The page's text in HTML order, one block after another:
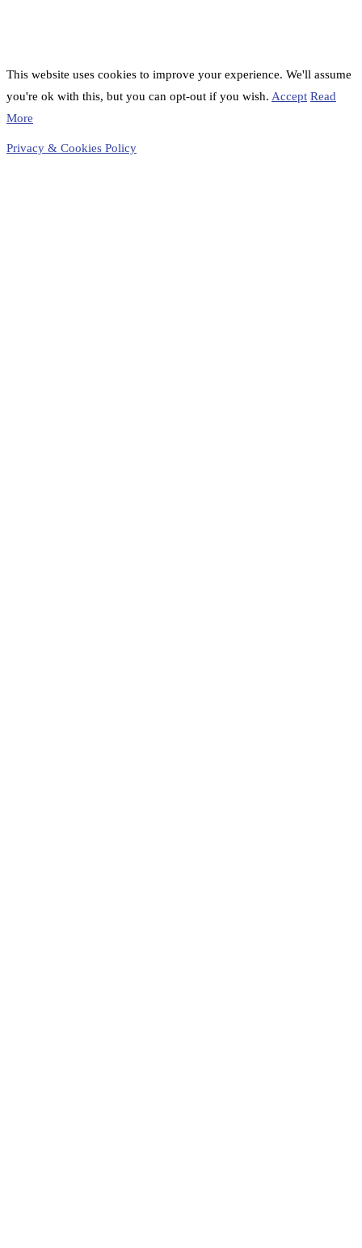
This website uses cookies to improve your experience. We'll assume
you're ok with this, but you can opt-out if you wish. Accept Read
More
Privacy & Cookies Policy